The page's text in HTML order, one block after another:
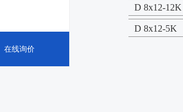
在线询价
D 8x12-12K
D 8x12-5K